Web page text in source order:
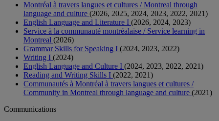
Montréal à travers langues et cultures / Montreal through
language and culture (2026, 2025, 2024, 2023, 2022, 2021)
English Language and Literature I (2026, 2024, 2023)
Service à la communauté montréalaise / Service learning in
Montreal (2026)
Grammar Skills for Speaking I (2024, 2023, 2022)
Writing I (2024)
English Language and Culture I (2024, 2023, 2022, 2021)
Reading and Writing Skills I (2022, 2021)
Communautés à Montréal à travers langues et cultures /
Community in Montreal through language and culture (2021)
Communications